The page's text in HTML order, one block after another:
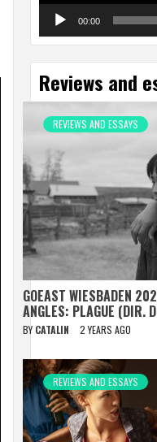
00:00
Reviews and
REVIEWS AND ESSAYS
GOEAST WIESBADEN
ANGLES: PLAGUE (DIR.
BY CATALIN 2 YEARS AGO
REVIEWS AND ESSAYS